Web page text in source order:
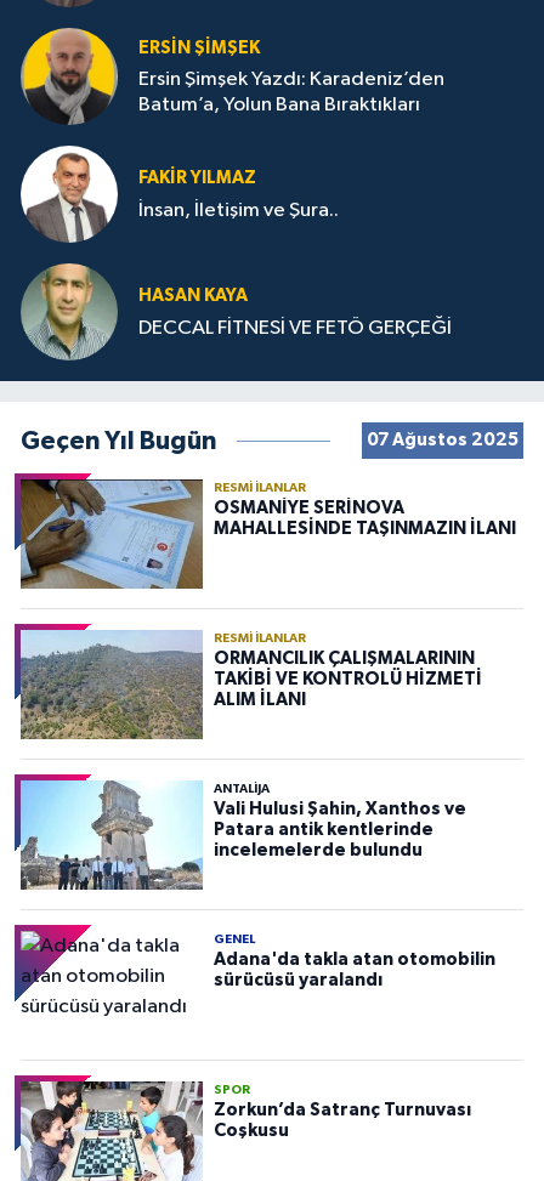
ERSIN ŞIMŞEK
Ersin Şimşek Yazdı: Karadeniz’den
Batum’a, Yolun Bana Bıraktıkları
FAKIR YILMAZ
İnsan, İletişim ve Şura..
HASAN KAYA
DECCAL FİTNESİ VE FETÖ GERÇEĞİ
Geçen Yıl Bugün 07 Ağustos 2025
RESMI İLANLAR
OSMANİYE SERİNOVA
MAHALLESİNDE TAŞINMAZIN İLANI
RESMI İLANLAR
ORMANCILIK ÇALIŞMALARININ
TAKİBİ VE KONTROLÜ HİZMETİ
ALIM İLANI
ANTALIJA
Vali Hulusi Şahin, Xanthos ve
Patara antik kentlerinde
incelemelerde bulundu
GENEL
Adana'da takla atan otomobilin
sürücüsü yaralandı
SPOR
Zorkun’da Satranç Turnuvası
Coşkusu